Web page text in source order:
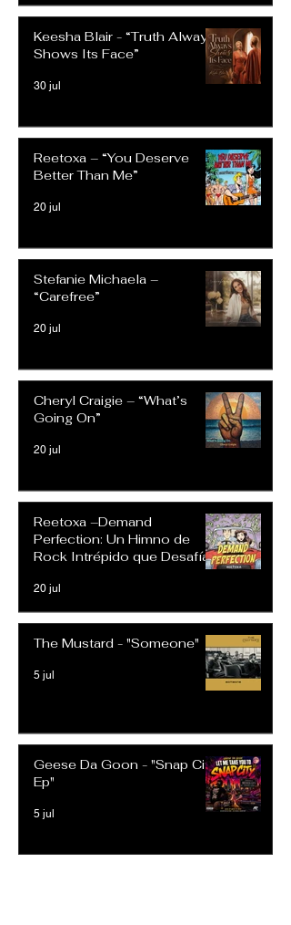
Keesha Blair - “Truth Always
Shows Its Face”
30 jul
Reetoxa – “You Deserve
Better Than Me”
20 jul
Stefanie Michaela –
“Carefree”
20 jul
Cheryl Craigie – “What’s
Going On”
20 jul
Reetoxa –Demand
Perfection: Un Himno de
Rock Intrépido que Desafía
20 jul
The Mustard - "Someone"
5 jul
Geese Da Goon - "Snap City
Ep"
5 jul